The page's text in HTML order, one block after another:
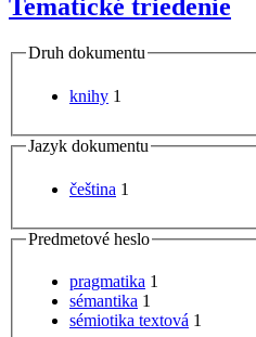
Tematické triedenie
Druh dokumentu
knihy 1
Jazyk dokumentu
čeština 1
Predmetové heslo
pragmatika 1
sémantika 1
sémiotika textová 1